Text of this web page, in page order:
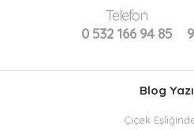
Telefon
0 532 166 94 85
Blog
Çiçek